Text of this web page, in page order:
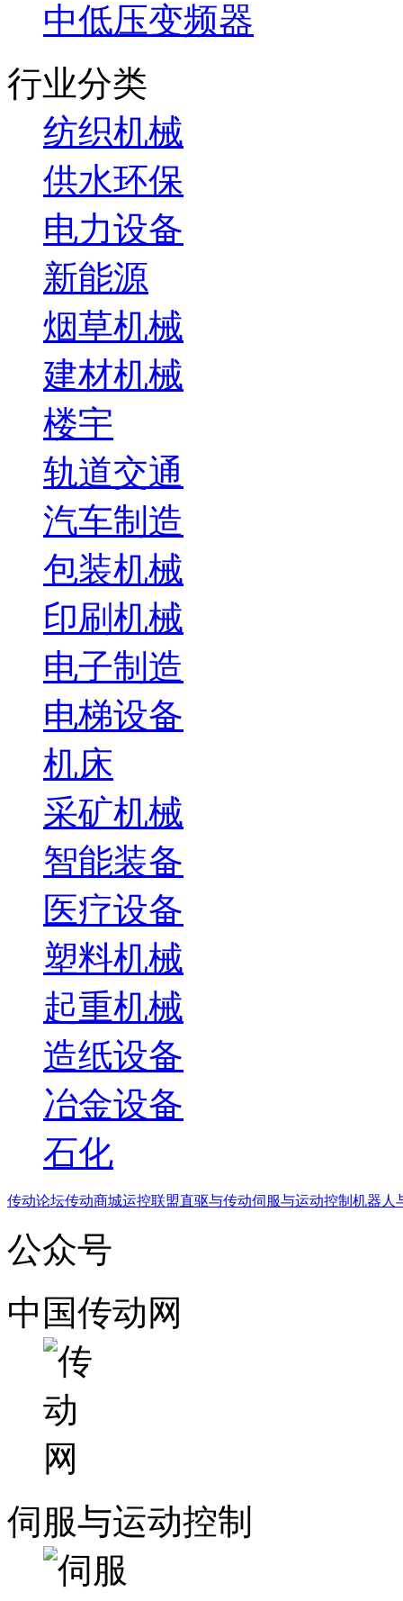
中低压变频器
行业分类
纺织机械
供水环保
电力设备
新能源
烟草机械
建材机械
楼宇
轨道交通
汽车制造
包装机械
印刷机械
电子制造
电梯设备
机床
采矿机械
智能装备
医疗设备
塑料机械
起重机械
造纸设备
冶金设备
石化
传动论坛传动商城运控联盟直驱与传动伺服与运动控制 机器人
公众号
中国传动网
伺服与运动控制